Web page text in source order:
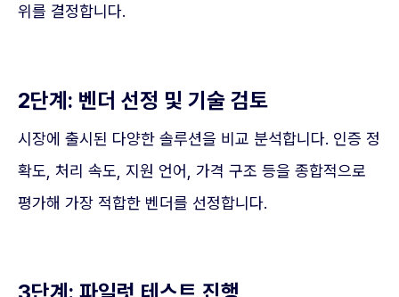
위를 결정합니다.
2단계: 벤더 선정 및 기술 검토
시장에 출시된 다양한 솔루션을 비교 분석합니다. 인증 정
확도, 처리 속도, 지원 언어, 가격 구조 등을 종합적으로
평가해 가장 적합한 벤더를 선정합니다.